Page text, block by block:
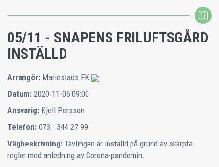
05/11 - SNAPENS FRILUFTSGÅRD
INSTÄLLD
Arrangör: Mariestads FK
Datum: 2020-11-05 09:00
Ansvarig: Kjell Persson
Telefon: 073 - 344 27 99
Vägbeskrivning: Tävlingen är inställd på grund av skärpta
regler med anledning av Corona-pandemin.